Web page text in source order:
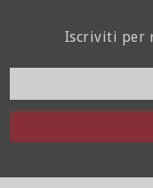
Iscriviti per